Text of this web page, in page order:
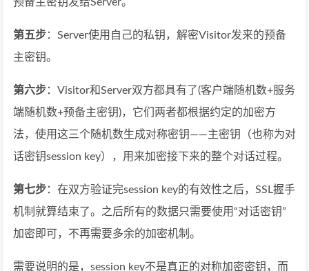
第五步：Server使用自己的私钥，解密Visitor发来的预备
主密钥。
第六步：Visitor和Server双方都具有了(客户端随机数+服务
端随机数+预备主密钥)，它们两者都根据约定的加密方
法，使用这三个随机数生成对称密钥——主密钥（也称为对
话密钥session key），用来加密接下来的整个对话过程。
第七步：在双方验证完session key的有效性之后，SSL握手
机制就算结束了。之后所有的数据只需要使用“对话密钥”
加密即可，不再需要多余的加密机制。
需要说明的是，session key不是真正的对称加密密钥，而